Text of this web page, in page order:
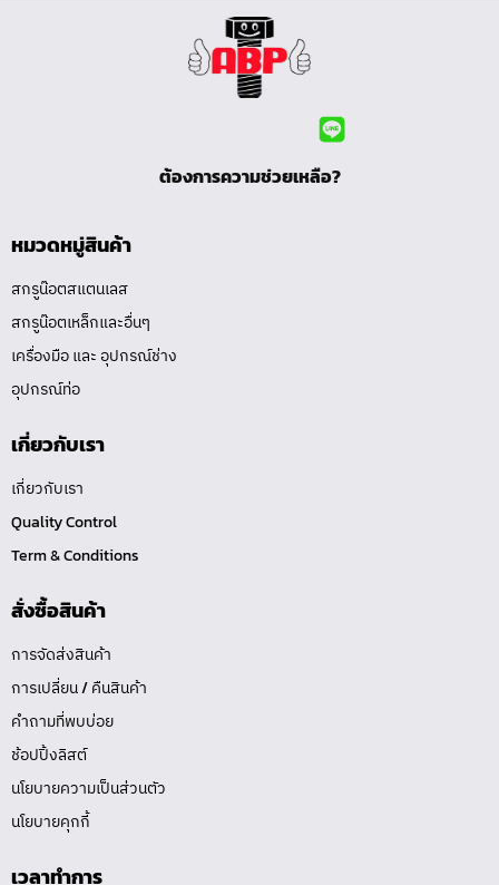
ต้องการความช่วยเหลือ?
หมวดหมู่สินค้า
สกรูน๊อตสแตนเลส
สกรูน๊อตเหล็กและอื่นๆ
เครื่องมือ และ อุปกรณ์ช่าง
อุปกรณ์ท่อ
เกี่ยวกับเรา
เกี่ยวกับเรา
Quality Control
Term & Conditions
สั่งซื้อสินค้า
การจัดส่งสินค้า
การเปลี่ยน / คืนสินค้า
คำถามที่พบบ่อย
ช้อปปิ้งลิสต์
นโยบายความเป็นส่วนตัว
นโยบายคุกกี้
เวลาทำการ